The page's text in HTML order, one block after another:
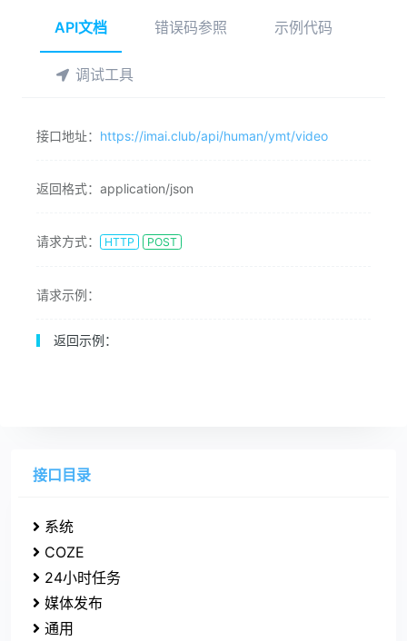
API文档 错误码参照 示例代码
调试工具
接口地址： https://imai.club/api/human/ymt/video
返回格式： application/json
请求方式： HTTP POST
请求示例：
返回示例：
接口目录
系统
COZE
24小时任务
媒体发布
通用